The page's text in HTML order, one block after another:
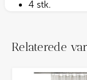
4 stk.
Relaterede